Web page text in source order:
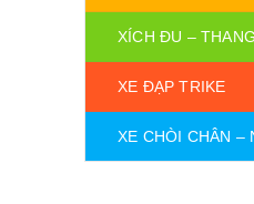
XÍCH ĐU –
XE ĐẠP TRIKE
XE CHÒI CHÂN –